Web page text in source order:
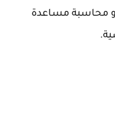
محاسبة مساعدة